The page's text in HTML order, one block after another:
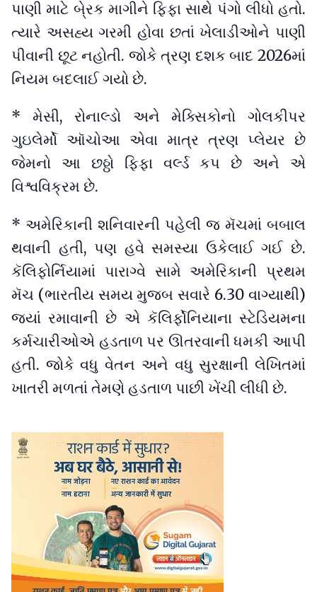
પાણી માટે બે્રક માગીને ફિફા સાથે પંગો લીધો હતો.
ત્યારે અસહ્ય ગરમી હોવા છતાં ખેલાડીઓને પાણી
પીવાની છૂટ નહોતી. જોકે ત્રણ દશક બાદ 2026માં
નિયમ બદલાઈ ગયો છે.
* મેસી, રોનાલ્ડો અને મેક્સિકોનો ગોલકીપર
ગુઇલેર્મો ઑચોઆ એવા માત્ર ત્રણ પ્લેયર છે
જેમનો આ છઠ્ઠો ફિફા વર્લ્ડ કપ છે અને એ
વિશ્વવિક્રમ છે.
* અમેરિકાની શનિવારની પહેલી જ મૅચમાં બબાલ
થવાની હતી, પણ હવે સમસ્યા ઉકેલાઈ ગઈ છે.
કૅલિફોર્નિયામાં પારાગ્વે સામે અમેરિકાની પ્રથમ
મૅચ (ભારતીય સમય મુજબ સવારે 6.30 વાગ્યાથી)
જ્યાં રમાવાની છે એ કૅલિર્ફોનિયાના સ્ટેડિયમના
કર્મચારીઓએ હડતાળ પર ઊતરવાની ધમકી આપી
હતી. જોકે વધુ વેતન અને વધુ સુરક્ષાની લેખિતમાં
ખાતરી મળતાં તેમણે હડતાળ પાછી ખેંચી લીધી છે.